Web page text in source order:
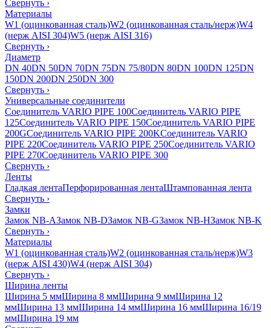
Свернуть ›
Материалы
W1 (оцинкованная сталь)W2 (оцинкованная сталь/нерж)W4
(нерж AISI 304)W5 (нерж AISI 316)
Свернуть ›
Диаметр
DN 40DN 50DN 70DN 75DN 75/80DN 80DN 100DN 125DN
150DN 200DN 250DN 300
Свернуть ›
Универсальные соединители
Соединитель VARIO PIPE 100Соединитель VARIO PIPE
125Соединитель VARIO PIPE 150Соединитель VARIO PIPE
200GСоединитель VARIO PIPE 200KСоединитель VARIO
PIPE 220Соединитель VARIO PIPE 250Соединитель VARIO
PIPE 270Соединитель VARIO PIPE 300
Свернуть ›
Ленты
Гладкая лентаПерфорированная лентаШтампованная лента
Свернуть ›
Замки
Замок NB-AЗамок NB-DЗамок NB-GЗамок NB-HЗамок NB-K
Свернуть ›
Материалы
W1 (оцинкованная сталь)W2 (оцинкованная сталь/нерж)W3
(нерж AISI 430)W4 (нерж AISI 304)
Свернуть ›
Ширина ленты
Ширина 5 ммШирина 8 ммШирина 9 ммШирина 12
ммШирина 13 ммШирина 14 ммШирина 16 ммШирина 16/19
ммШирина 19 мм